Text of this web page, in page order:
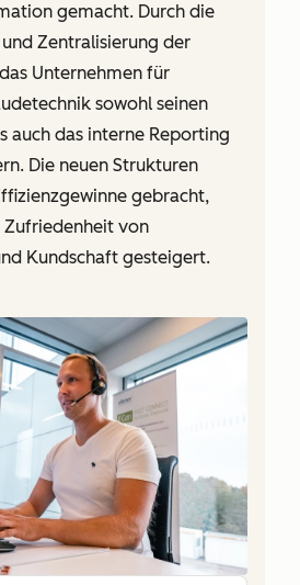
gemacht. Durch die
Zentralisierung der
Unternehmen für
sowohl seinen
auch das interne Reporting
Die neuen Strukturen
gebracht,
Zufriedenheit von
Kundschaft gesteigert.